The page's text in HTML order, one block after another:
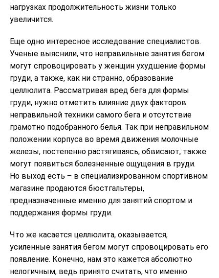
нагрузках продолжительность жизни только
увеличится.
Еще одно интересное исследование специалистов.
Ученые выяснили, что неправильные занятия бегом
могут спровоцировать у женщин ухудшение формы
груди, а также, как ни странно, образование
целлюлита. Рассматривая вред бега для формы
груди, нужно отметить влияние двух факторов:
неправильной техники самого бега и отсутствие
грамотно подобранного белья. Так при неправильном
положении корпуса во время движения молочные
железы, постепенно растягиваясь, обвисают, также
могут появиться болезненные ощущения в груди.
Но выход есть – в специализированном спортивном
магазине продаются бюстгальтеры,
предназначенные именно для занятий спортом и
поддержания формы груди.
Что же касается целлюлита, оказывается,
усиленные занятия бегом могут спровоцировать его
появление. Конечно, нам это кажется абсолютно
нелогичным, ведь принято считать, что именно